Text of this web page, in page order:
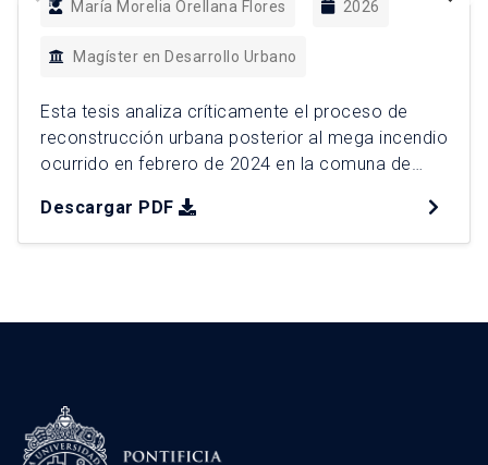
María Morelia Orellana Flores 2026
Magíster en Desarrollo Urbano
Esta tesis analiza críticamente el proceso de
reconstrucción urbana posterior al mega incendio
ocurrido en febrero de 2024 en la comuna de
más grave en la historia reciente de Chile. Esta
catástrofe evidencia a la interfaz urbano rural
Descargar PDF